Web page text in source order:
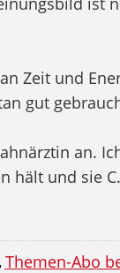
Zeit und
gut
an.
hält und sie
Themen-Abo